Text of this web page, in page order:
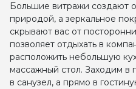
Большие витражи создают
природой, а зеркальное
скрывают вас от
позволяет отдыхать в
расположить небольшую
массажный стол. Заходим в
в санузел, а прямо в